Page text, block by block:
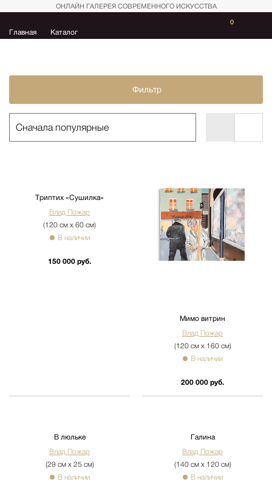
ОНЛАЙН ГАЛЕРЕЯ СОВРЕМЕННОГО ИСКУССТВА
0
Главная Каталог
Фильтр
Триптих «Сушилка»
Влад Пожар
(120 см х 60 см)
В наличии
150 000 руб.
Мимо витрин
Влад Пожар
(120 см х 160 см)
В наличии
200 000 руб.
В люльке
Влад Пожар
(29 см х 25 см)
В наличии
Галина
Влад Пожар
(140 см х 120 см)
В наличии